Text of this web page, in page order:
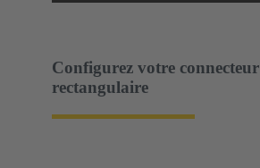
Configurez votre connecteur
rectangulaire